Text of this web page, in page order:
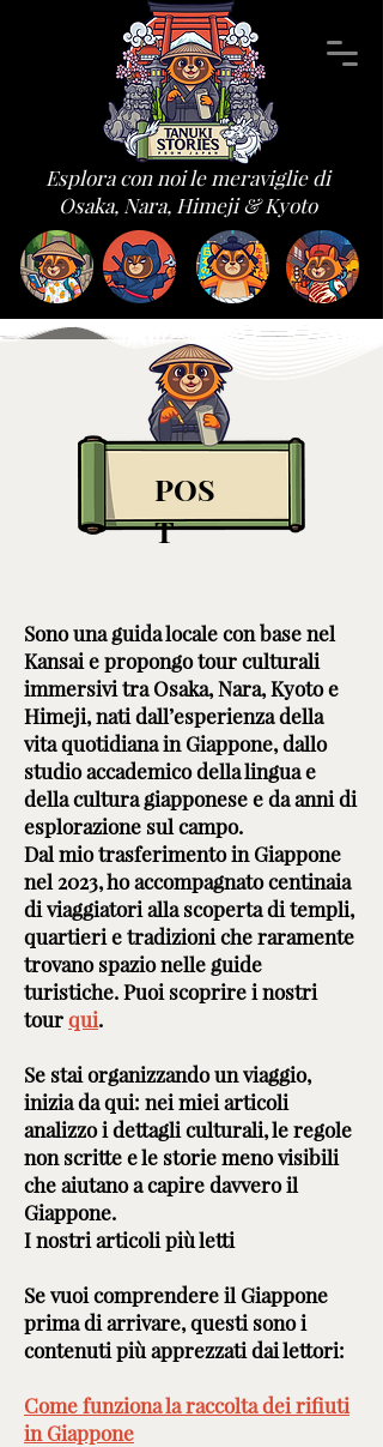
Esplora con noi le meraviglie di
Osaka, Nara, Himeji & Kyoto
POS
T
Sono una guida locale con base nel
Kansai e propongo tour culturali
immersivi tra Osaka, Nara, Kyoto e
Himeji, nati dall’esperienza della
vita quotidiana in Giappone, dallo
studio accademico della lingua e
della cultura giapponese e da anni di
esplorazione sul campo.
Dal mio trasferimento in Giappone
nel 2023, ho accompagnato centinaia
di viaggiatori alla scoperta di templi,
quartieri e tradizioni che raramente
trovano spazio nelle guide
turistiche. Puoi scoprire i nostri
tourqui.
Se stai organizzando un viaggio,
inizia da qui: nei miei articoli
analizzo i dettagli culturali, le regole
non scritte e le storie meno visibili
che aiutano a capire davvero il
Giappone.
I nostri articoli più letti
Se vuoi comprendere il Giappone
prima di arrivare, questi sono i
contenuti più apprezzati dai lettori:
Come funziona la raccolta dei rifiuti
in Giappone